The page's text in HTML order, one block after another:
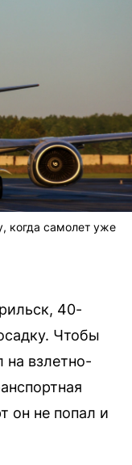
когда самолет уже
40-
Чтобы
на взлетно-
он не попал и